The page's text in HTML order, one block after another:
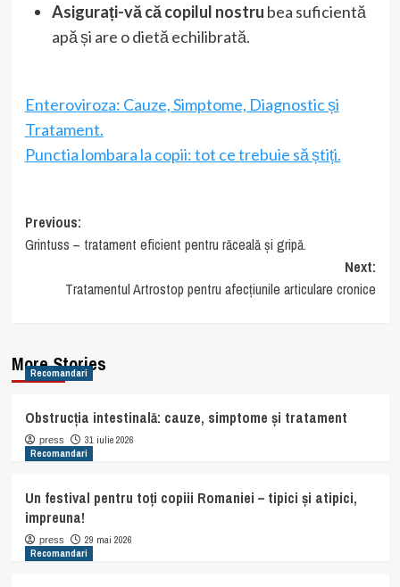
Asigurați-vă că copilul nostru bea suficientă
apă și are o dietă echilibrată.
Enteroviroza: Cauze, Simptome, Diagnostic și
Tratament.
Punctia lombara la copii: tot ce trebuie să știți.
Post
navigation
Previous:
Grintuss – tratament eficient pentru răceală și gripă.
Next:
Tratamentul Artrostop pentru afecțiunile articulare cronice
More Stories
Recomandari
Obstrucția intestinală: cauze, simptome și tratament
press
31 iulie 2026
Recomandari
Un festival pentru toți copiii Romaniei – tipici și atipici,
impreuna!
press
29 mai 2026
Recomandari